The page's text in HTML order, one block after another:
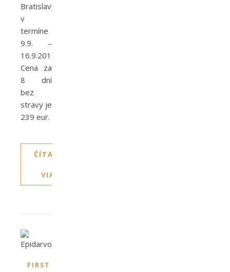
Bratislavy
v
termíne
9.9. –
16.9.2019.
Cena za
8 dní
bez
stravy je
239 eur.
ČÍTAJTE
VIAC
FIRST